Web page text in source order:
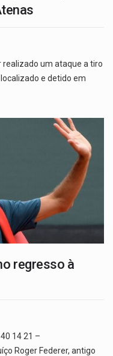
realizado um ataque a tiro
e detido em
regresso à
14 21 –
Roger Federer, antigo